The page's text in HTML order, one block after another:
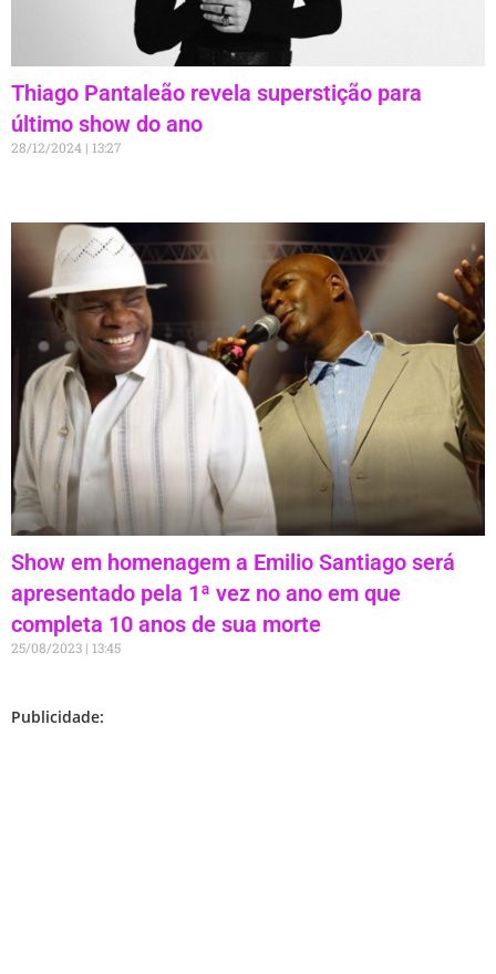
Thiago Pantaleão revela superstição para
último show do ano
28/12/2024 13:27
Show em homenagem a Emilio Santiago será
apresentado pela 1ª vez no ano em que
completa 10 anos de sua morte
25/08/2023 13:45
Publicidade: